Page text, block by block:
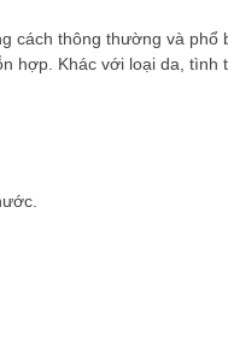
cách thông thường và phổ
hợp. Khác với loại da, tình